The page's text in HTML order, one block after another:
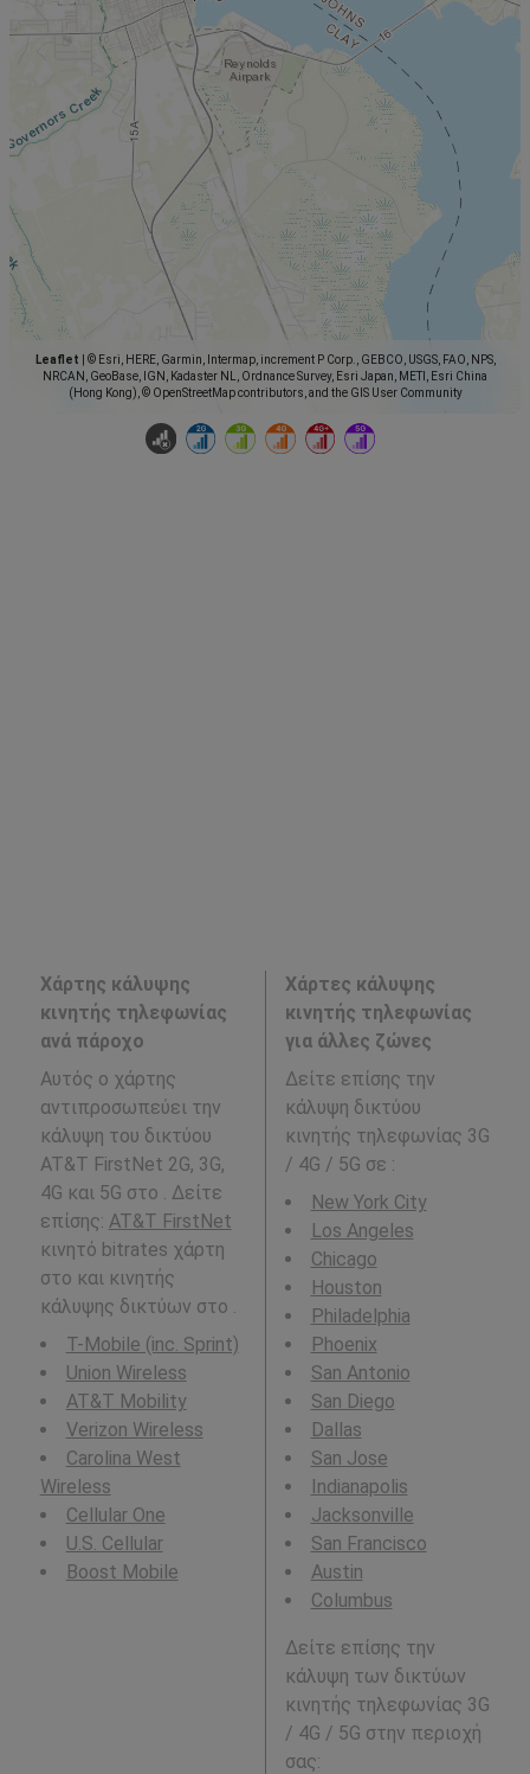
Leaflet
© Esri, HERE, Garmin, Intermap, increment P Corp., GEBCO, USGS, FAO, NPS,
NRCAN, GeoBase, IGN, Kadaster NL, Ordnance Survey, Esri Japan, METI, Esri China
(Hong Kong), © OpenStreetMap contributors, and the GIS User Community
Χάρτης κάλυψης
κινητής τηλεφωνίας
ανά πάροχο
Αυτός ο χάρτης
αντιπροσωπεύει την
κάλυψη του δικτύου
AT&T FirstNet 2G, 3G,
4G και 5G στο . Δείτε
επίσης: AT&T FirstNet
κινητό bitrates χάρτη
στο και κινητής
κάλυψης δικτύων στο .
T-Mobile (inc. Sprint)
Union Wireless
AT&T Mobility
Verizon Wireless
Carolina West
Wireless
Cellular One
U.S. Cellular
Boost Mobile
Χάρτες κάλυψης
κινητής τηλεφωνίας
για άλλες ζώνες
Δείτε επίσης την
κάλυψη δικτύου
κινητής τηλεφωνίας 3G
/ 4G / 5G σε :
New York City
Los Angeles
Chicago
Houston
Philadelphia
Phoenix
San Antonio
San Diego
Dallas
San Jose
Indianapolis
Jacksonville
San Francisco
Austin
Columbus
Δείτε επίσης την
κάλυψη των δικτύων
κινητής τηλεφωνίας 3G
/ 4G / 5G στην περιοχή
σας: